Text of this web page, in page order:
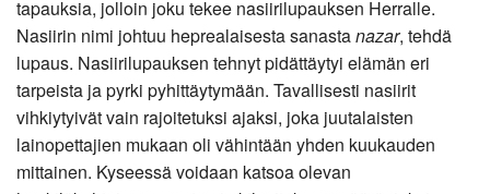
tapauksia, jolloin joku tekee nasiirilupauksen Herralle.
Nasiirin nimi johtuu heprealaisesta sanastanazar, tehdä
lupaus. Nasiirilupauksen tehnyt pidättäytyi elämän eri
tarpeista ja pyrki pyhittäytymään. Tavallisesti nasiirit
vihkiytyivät vain rajoitetuksi ajaksi, joka juutalaisten
lainopettajien mukaan oli vähintään yhden kuukauden
mittainen. Kyseessä voidaan katsoa olevan